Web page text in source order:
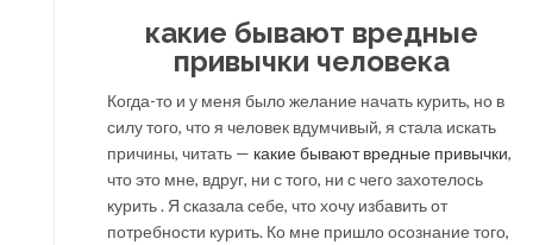
какие бывают вредные
привычки человека
Когда-то и у меня было желание начать курить, но в
силу того, что я человек вдумчивый, я стала искать
причины, читать — какие бывают вредные привычки,
что это мне, вдруг, ни с того, ни с чего захотелось
курить . Я сказала себе, что хочу избавить от
потребности курить. Ко мне пришло осознание того,